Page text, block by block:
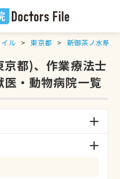
ル 東京都 新御茶ノ水駅
都)、作業療法士
医・動物病院一覧